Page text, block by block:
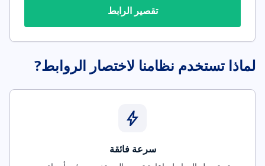
تقصير الرابط
لماذا تستخدم نظامنا لاختصار الروابط?
bolt
سرعة فائقة